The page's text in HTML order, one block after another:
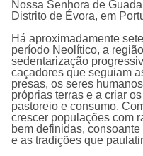
Nossa Senhora de
Distrito de Évora, em
Há aproximadamente
período Neolítico, a
sedentarização
caçadores que seguiam
presas, os seres
próprias terras e a criar
pastoreio e consumo.
crescer populações com
bem definidas,
e as tradições que